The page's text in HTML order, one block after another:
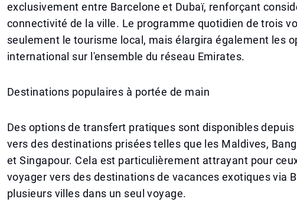
exclusivement entre Barcelone et Dubaï, renforçant
connectivité de la ville. Le programme quotidien de trois
seulement le tourisme local, mais élargira également les
international sur l'ensemble du réseau Emirates.
Destinations populaires à portée de main
Des options de transfert pratiques sont disponibles depuis
vers des destinations prisées telles que les Maldives,
et Singapour. Cela est particulièrement attrayant pour
voyager vers des destinations de vacances exotiques via
plusieurs villes dans un seul voyage.